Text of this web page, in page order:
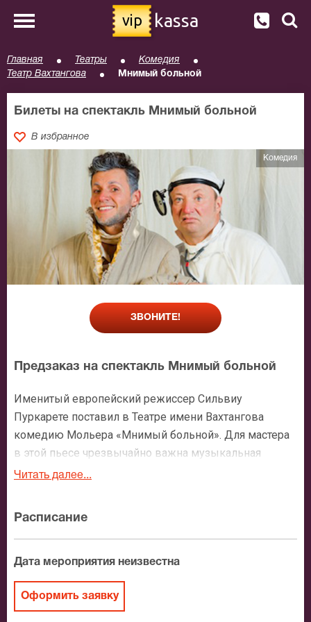
vip kassa
Главная Театры
Комедия
Театр Вахтангова
Мнимый больной
Билеты на спектакль Мнимый больной
В избранное
Комедия
ЗВОНИТЕ!
Предзаказ на спектакль Мнимый больной
Именитый европейский режиссер Сильвиу
Пуркарете поставил в Театре имени Вахтангова
комедию Мольера «Мнимый больной». Для мастера
в этой пьесе чрезвычайно важна музыкальная
составляющая, ведь сочинение великого
спектаклю написал композитор Василь Штиль.
В главной роли зрители увидят Сергея Маковецкого,
Ольга Тумайкина, Нина Нехлопченко, Мария Волкова,
Сергей Епишев, Олег Макаров. В интермедиях будут
Читать далее...
Расписание
Дата мероприятия неизвестна
Оформить заявку